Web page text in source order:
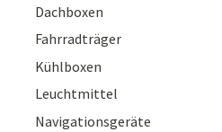
Dachboxen
Fahrradträger
Kühlboxen
Leuchtmittel
Navigationsgeräte